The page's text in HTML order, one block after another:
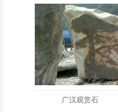
广汉观赏石